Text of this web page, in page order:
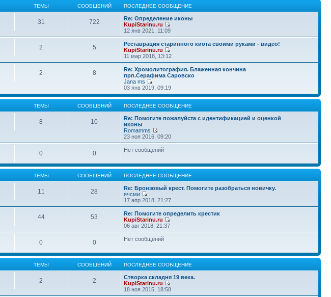
ТЕМЫ СООБЩЕНИЙ ПОСЛЕДНЕЕ СООБЩЕНИЕ
31 722
Re: Определение иконы
KupiStarinu.ru
12 янв 2021, 11:09
2 5
Реставрация старинного киота своими руками - видео!
KupiStarinu.ru
11 мар 2018, 13:12
2 8
Re: Хромолитография. Блаженная кончина
прп.Серафима Саровско
Jana ms
03 янв 2019, 09:19
ТЕМЫ СООБЩЕНИЙ ПОСЛЕДНЕЕ СООБЩЕНИЕ
8 10
Re: Помогите пожалуйста с идентификацией и оценкой
иконы
Romamms
23 ноя 2016, 09:20
0 0 Нет сообщений
ТЕМЫ СООБЩЕНИЙ ПОСЛЕДНЕЕ СООБЩЕНИЕ
11 28
Re: Бронзовый крест. Помогите разобраться новичку.
ячсми
17 апр 2018, 21:27
44 53
Re: Помогите определить крестик
KupiStarinu.ru
06 авг 2018, 21:37
0 0 Нет сообщений
ТЕМЫ СООБЩЕНИЙ ПОСЛЕДНЕЕ СООБЩЕНИЕ
2 2
Створка складня 19 века.
KupiStarinu.ru
18 ноя 2015, 18:58